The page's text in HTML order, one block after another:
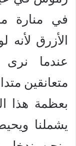
في منارة
الأزرق لأنه
عندما نرى
متعانقين
بعظمة هذا
يشملنا